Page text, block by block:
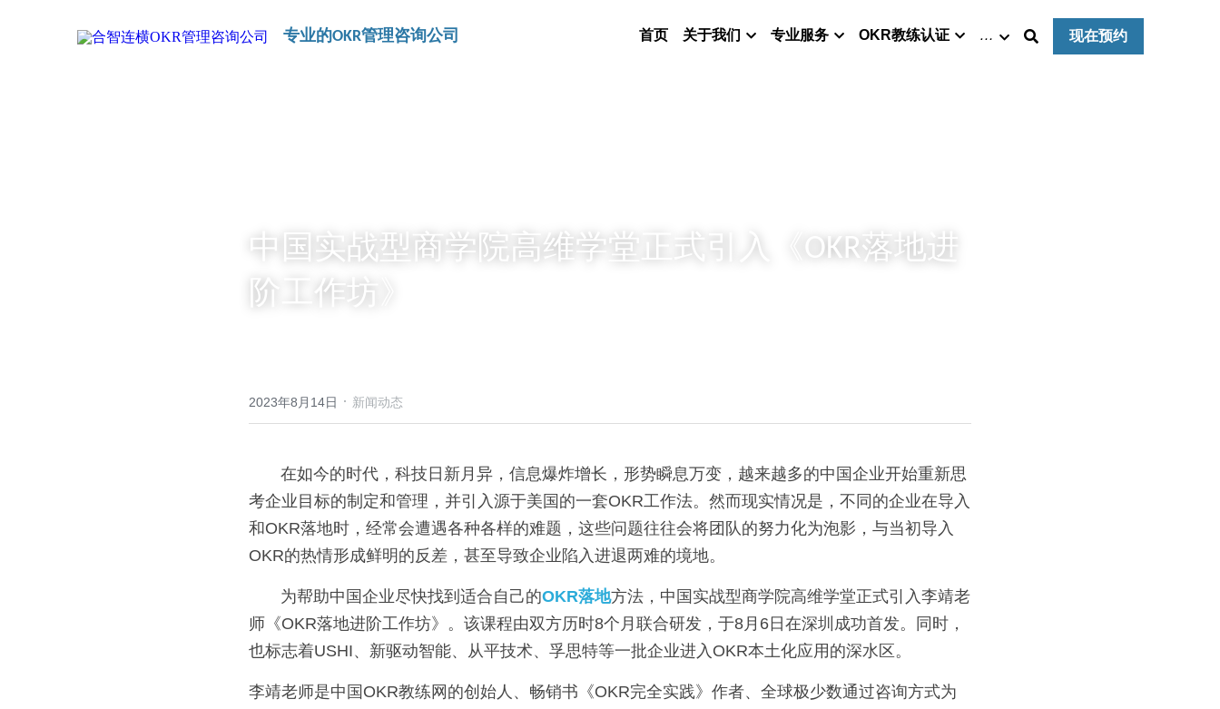
专业的OKR管理咨询公司 首页 关于我们 专业服务 OKR教练认证 … 现在预约
中国实战型商学院高维学堂正式引入《OKR落地进
阶工作坊》
2023年8月14日 · 新闻动态
考企业目标的制定和管理，并引入源于美国的一套OKR工作法。然而现实情况是，不同的企业在导入
和OKR落地时，经常会遭遇各种各样的难题，这些问题往往会将团队的努力化为泡影，与当初导入
OKR的热情形成鲜明的反差，甚至导致企业陷入进退两难的境地。
       为帮助中国企业尽快找到适合自己的
OKR落地方法，中国实战型商学院高维学堂正式引入李靖老
师《OKR落地进阶工作坊》。该课程由双方历时8个月联合研发，于8月6日在深圳成功首发。同时，
也标志着USHI、新驱动智能、从平技术、孚思特等一批企业进入OKR本土化应用的深水区。
李靖老师是中国OKR教练网的创始人、畅销书《OKR完全实践》作者、全球极少数通过咨询方式为